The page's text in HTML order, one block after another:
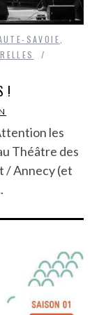
SAVOIE
!
les
Théâtre des
/ Annecy (et